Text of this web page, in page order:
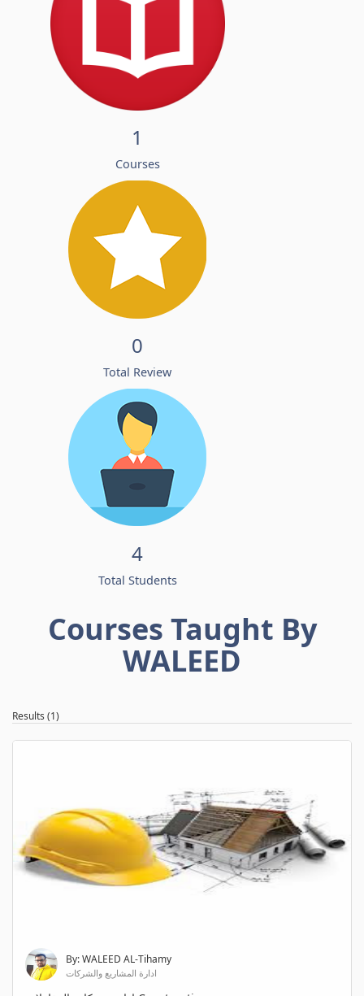
1
Courses
0
Total Review
4
Total Students
Courses Taught By
WALEED
Results (1)
By: WALEED AL-Tihamy
ادارة المشاريع والشركات